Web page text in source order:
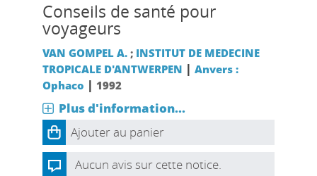
Conseils de santé pour
voyageurs
VAN GOMPEL A.; INSTITUT DE MEDECINE
TROPICALE D'ANTWERPEN | Anvers :
Ophaco | 1992
Plus d'information...
Ajouter au panier
Aucun avis sur cette notice.